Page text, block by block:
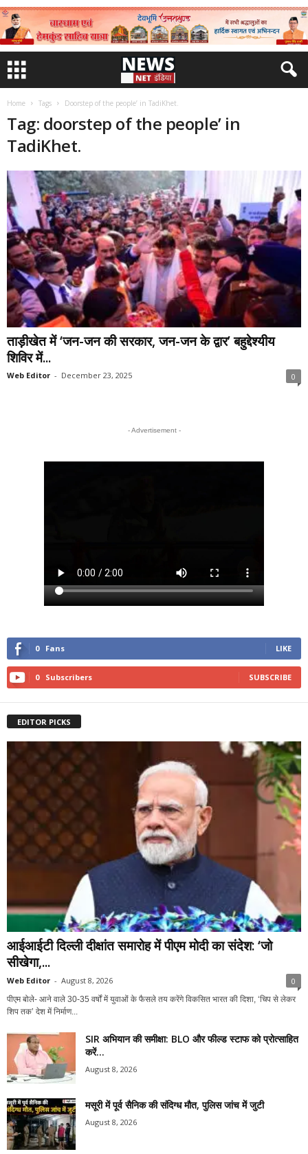
Home Tags Doorstep of the people’ in TadiKhet.
Tag: doorstep of the people’ in
TadiKhet.
ताड़ीखेत में ‘जन-जन की सरकार, जन-जन के द्वार’ बहुद्देश्यीय
शिविर में...
Web Editor - December 23, 2025 0
- Advertisement -
0 Fans LIKE
0 Subscribers SUBSCRIBE
EDITOR PICKS
आईआईटी दिल्ली दीक्षांत समारोह में पीएम मोदी का संदेश: ‘जो
सीखेगा,...
Web Editor - August 8, 2026 0
पीएम बोले- आने वाले 30-35 वर्षों में युवाओं के फैसले तय करेंगे विकसित भारत की दिशा, ‘चिप से लेकर
शिप तक’ देश में निर्माण...
SIR अभियान की समीक्षा: BLO और फील्ड स्टाफ को प्रोत्साहित
करें...
August 8, 2026
मसूरी में पूर्व सैनिक की संदिग्ध मौत, पुलिस जांच में जुटी
August 8, 2026